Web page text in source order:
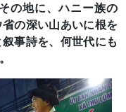
の地に、ハニー族の
の深い山あいに根を
事詩を、何世代にも